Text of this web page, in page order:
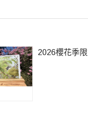
2026櫻花季